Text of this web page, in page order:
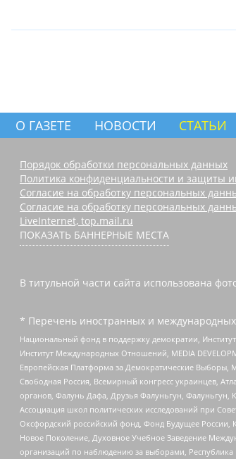
О ГАЗЕТЕ НОВОСТИ СТАТЬИ
Порядок обработки персональных данных
Политика конфиденциальности и защиты
Согласие на обработку персональных
Согласие на обработку персональных
LiveInternet, top.mail.ru
ПОКАЗАТЬ БАННЕРНЫЕ МЕСТА
В титульной части сайта использована
* Перечень иностранных и
Национальный фонд в поддержку демократии,
Институт Международных Отношений, MEDIA
Европейская Платформа за Демократические
Свободная Россия, Всемирный конгресс украинцев,
органов, Фалунь Дафа, Друзья Фалуньгун, Фалуньгун,
Ассоциация школ политических исследований при
Оксфордский российский фонд, Фонд Будущее России,
Новое Поколение, Духовное Учебное Заведение
организаций по наблюдению за выборами,